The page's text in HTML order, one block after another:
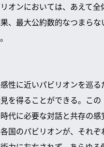
オンにおいては、あえて
、最大公約数的なつまら
性に近いパビリオンを巡
を得ることができる。こ
代に必要な対話と共存の感
国のパビリオンが、それ